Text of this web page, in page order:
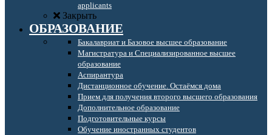
applicants
Закрыть
ОБРАЗОВАНИЕ
Бакалавриат и Базовое высшее образование
Магистратура и Специализированное высшее
образование
Аспирантура
Дистанционное обучение. Остаёмся дома
Прием для получения второго высшего образования
Дополнительное образование
Подготовительные курсы
Обучение иностранных студентов